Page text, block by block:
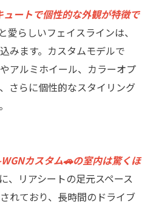
ュートで個性的な外観が特徴で
愛らしいフェイスラインは、
みます。カスタムモデルで
アルミホイール、カラーオプ
さらに個性的なスタイリング
カスタム🚗の室内は驚くほ
、リアシートの足元スペース
れており、長時間のドライブ